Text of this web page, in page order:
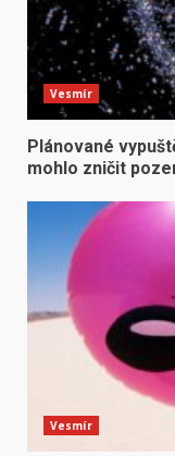
Vesmír
Plánované
mohlo zničit
Vesmír